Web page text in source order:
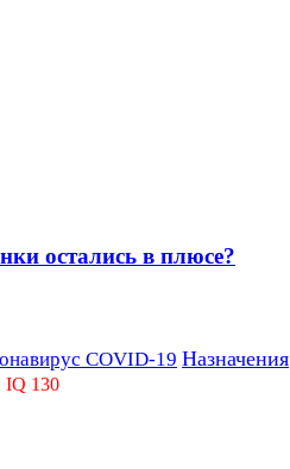
остались в плюсе?
COVID-19 Назначения
IQ 130